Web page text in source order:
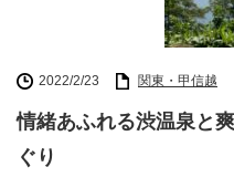
2022/2/23 関東・甲信越
情緒あふれる渋温泉と
ぐり